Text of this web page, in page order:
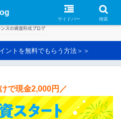
ントを無料でもらう方法＞＞
で現金2,000円／
サイドバー 検索